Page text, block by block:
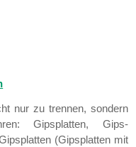
nur zu trennen, sondern
Gipsplatten, Gips-
(Gipsplatten mit